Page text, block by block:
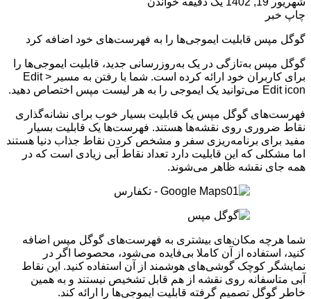
چاپ خبر
گوگل مپس قابلیت ایموجی‌ها را به فهرست‌های خود اضافه کرد
گوگل مپس به‌تازگی در یک به‌روزرسانی جدید، قابلیت ایموجی‌ها را
برای کاربران خود ارائه کرده است. شما با رفتن به مسیر Edit >
Edit icon می‌توانید یک ایموجی را به هر لیست مپس اختصاص دهید.
فهرست‌های گوگل مپس یک قابلیت بسیار خوب برای نشانه‌گذاری
نقاط ضروری روی نقشه‌ها هستند. فهرست‌ها یک قابلیت بسیار
مفید برای برنامه‌ریزی سفر و مشخص کردن نقاط جذاب دنیا هستند
اما مشکلی که این قابلیت دارد تعداد نقاط آبی زیادی است که در
همه جای نقشه ظاهر می‌شوند.
شما هرچه مکان‌های بیشتری به فهرست‌های گوگل مپس اضافه
کنید، استفاده از آن کاملا بی‌فایده می‌شود، محصوصا اگر در
نمایشگر کوچک گوشی‌های هوشمند از آن استفاده کنید. این نقاط
آبی متاسفانه روی نقشه از هم قابل تشخیص نیستند و به همین
خاطر گوگل تصمیم گرفته قابلیت ایموجی‌ها را ارائه کند.